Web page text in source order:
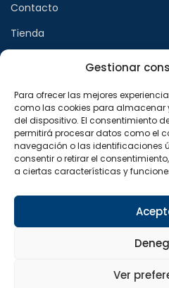
Gestionar
Para ofrecer las mejores
como las cookies para
del dispositivo. El consentimiento
permitirá procesar datos como el
navegación o las identificaciones
consentir o retirar el
a ciertas características y
Ver
Contacto
Tienda
Aviso legal
Política de privacidad
Política de cookies
Síguenos en
F X I